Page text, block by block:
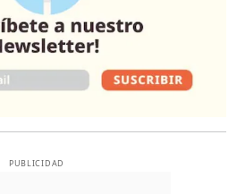
PUBLICIDAD